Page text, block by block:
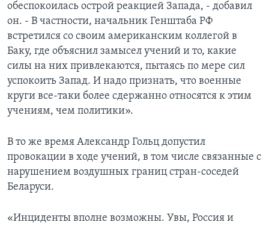
обеспокоилась острой реакцией Запада, - добавил
он. - В частности, начальник Генштаба РФ
встретился со своим американским коллегой в
Баку, где объяснил замысел учений и то, какие
силы на них привлекаются, пытаясь по мере сил
успокоить Запад. И надо признать, что военные
круги все-таки более сдержанно относятся к этим
учениям, чем политики».
В то же время Александр Гольц допустил
провокации в ходе учений, в том числе связанные с
нарушением воздушных границ стран-соседей
Беларуси.
«Инциденты вполне возможны. Увы, Россия и